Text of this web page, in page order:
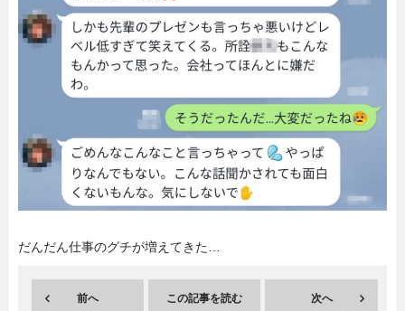
グルメ スキル
連載一覧
だんだん仕事のグチが増えてきた…
前へ この記事を読む 次へ